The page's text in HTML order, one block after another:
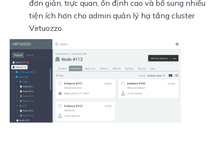
đơn giản, trực quan, ổn định cao và bổ sung nhiều
tiện ích hơn cho admin quản lý hạ tầng cluster
Virtuozzo.